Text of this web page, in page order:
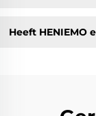
Heeft HENIEMO